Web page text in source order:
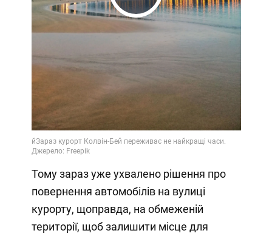
Play
Video
Тому зараз уже ухвалено рішення про
повернення автомобілів на вулиці
курорту, щоправда, на обмеженій
території, щоб залишити місце для